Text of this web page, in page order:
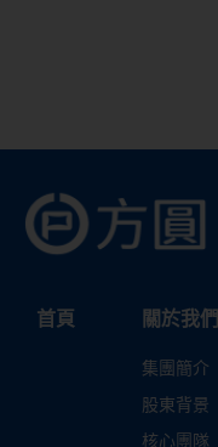
首頁 關於我們
集團簡介
股東背景
核心團隊